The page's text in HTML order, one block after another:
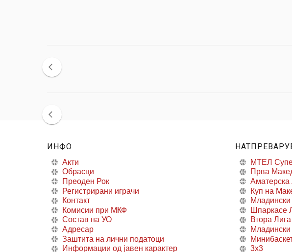
ИНФО
Акти
Обрасци
Преоден Рок
Регистрирани играчи
Контакт
Комисии при МКФ
Состав на УО
Адресар
Заштита на лични податоци
Информации од јавен карактер
МТЕЛ
Прва
Аматерска
Куп на
Младински
Шпаркасе
Втора Лига
Младински
3x3